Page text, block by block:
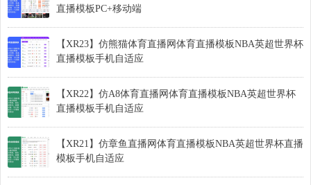
直播模板PC+移动端
【XR23】仿熊猫体育直播网体育直播模板NBA英超世界杯
直播模板手机自适应
【XR22】仿A8体育直播网体育直播模板NBA英超世界杯
直播模板手机自适应
【XR21】仿章鱼直播网体育直播模板NBA英超世界杯直播
模板手机自适应